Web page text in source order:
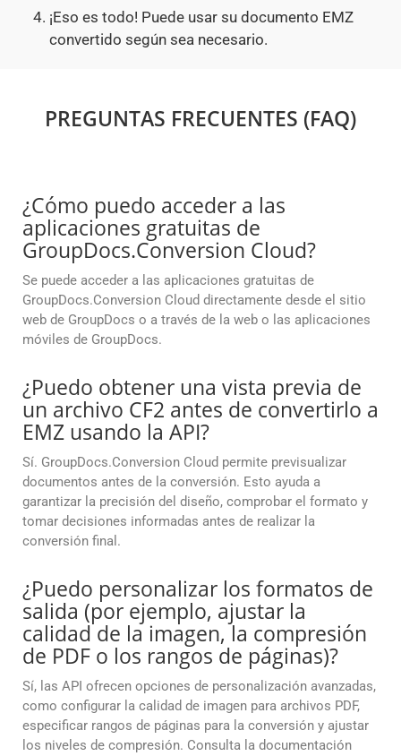
¡Eso es todo! Puede usar su documento EMZ
convertido según sea necesario.
PREGUNTAS FRECUENTES (FAQ)
¿Cómo puedo acceder a las
aplicaciones gratuitas de
GroupDocs.Conversion Cloud?
Se puede acceder a las aplicaciones gratuitas de
GroupDocs.Conversion Cloud directamente desde el sitio
web de GroupDocs o a través de la web o las aplicaciones
móviles de GroupDocs.
¿Puedo obtener una vista previa de
un archivo CF2 antes de convertirlo a
EMZ usando la API?
Sí. GroupDocs.Conversion Cloud permite previsualizar
documentos antes de la conversión. Esto ayuda a
garantizar la precisión del diseño, comprobar el formato y
tomar decisiones informadas antes de realizar la
conversión final.
¿Puedo personalizar los formatos de
salida (por ejemplo, ajustar la
calidad de la imagen, la compresión
de PDF o los rangos de páginas)?
Sí, las API ofrecen opciones de personalización avanzadas,
como configurar la calidad de imagen para archivos PDF,
especificar rangos de páginas para la conversión y ajustar
los niveles de compresión. Consulta la documentación